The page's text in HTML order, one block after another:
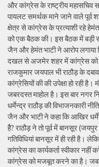
और कांग्रेस के राष्ट्रीय
पायलट समर्थक माने जाने वाले पूर्व
क्षेत्र से कांग्रेस के प्रत्याशी रहे
को एक बैठक की। इस बैठक में बड़ी
जैन और हेमंत भाटी ने आरोप लगाया
दखल से अजमेर शहर में कांग्रेस को
राजकुमार जयपाल भी राठौड़ के
कांग्रेसियों की की उपेक्षा हो रही
जबरदस्त माहोल है। इस बार नगर
धर्मेन्द्र राठौड़ की विभाजनकारी
जैन और भाटी ने कहा कि आखिर
हैै? राठौड़ ने तो पूर्व में बानसूर
गतिविधियां बानसूर में ही रही है।
कांग्रेस का कार्यकर्ता स्वीकार
कांग्रेस को मजबूत करने का है।